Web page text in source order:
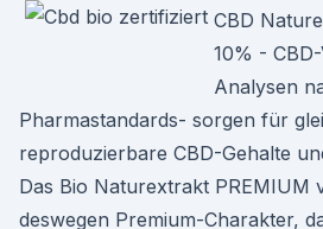
CBD
10% -
Analysen
Pharmastandards- sorgen für
reproduzierbare CBD-Gehalte
Das Bio Naturextrakt PREMIUM
deswegen Premium-Charakter,